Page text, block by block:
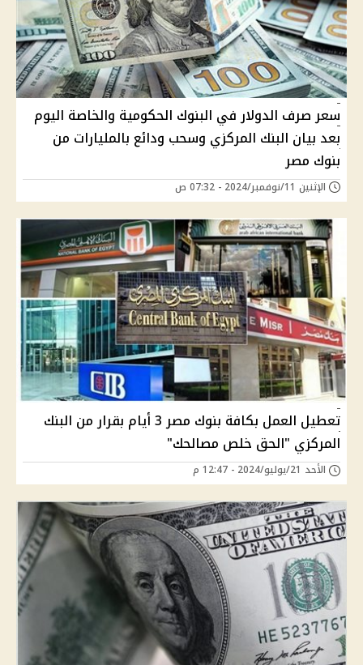
سعر صرف الدولار في البنوك الحكومية والخاصة اليوم
بعد بيان البنك المركزي وسحب ودائع بالمليارات من
بنوك مصر
الإثنين 11/نوفمبر/2024 - 07:32 ص
تعطيل العمل بكافة بنوك مصر 3 أيام بقرار من البنك
المركزي "الحق خلص مصالحك"
الأحد 21/يوليو/2024 - 12:47 م